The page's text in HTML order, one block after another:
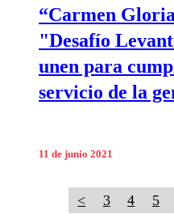
“Carmen
"Desafío
unen para
servicio de la
11 de junio 2021
< 3 4 5